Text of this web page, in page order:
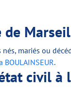
de
mariés ou
BOULAINSEUR.
civil